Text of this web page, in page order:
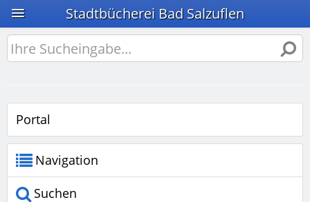
Stadtbücherei Bad Salzuflen
Portal
Navigation
Suchen